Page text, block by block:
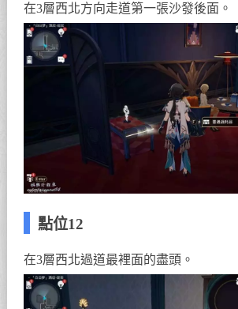
在3層西北方向走道第一張沙發後面。
點位12
在3層西北過道最裡面的盡頭。